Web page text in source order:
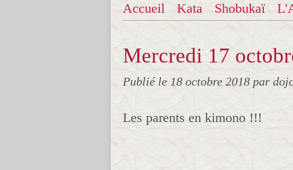
Accueil Kata Shobukaï
Mercredi 17
Publié le 18 octobre 2018 par
Les parents en kimono !!!